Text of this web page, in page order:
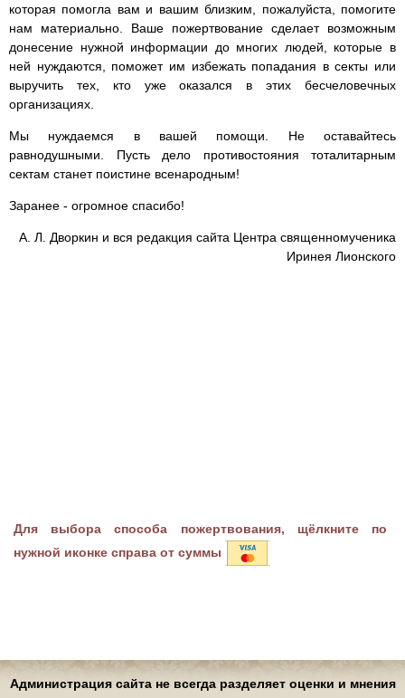
которая помогла вам и вашим близким, пожалуйста, помогите
нам материально. Ваше пожертвование сделает возможным
донесение нужной информации до многих людей, которые в
ней нуждаются, поможет им избежать попадания в секты или
выручить тех, кто уже оказался в этих бесчеловечных
организациях.
Мы нуждаемся в вашей помощи. Не оставайтесь
равнодушными. Пусть дело противостояния тоталитарным
сектам станет поистине всенародным!
Заранее - огромное спасибо!
А. Л. Дворкин и вся редакция сайта Центра священномученика
Иринея Лионского
Для выбора способа пожертвования, щёлкните по
нужной иконке справа от суммы
Администрация сайта не всегда разделяет оценки и мнения